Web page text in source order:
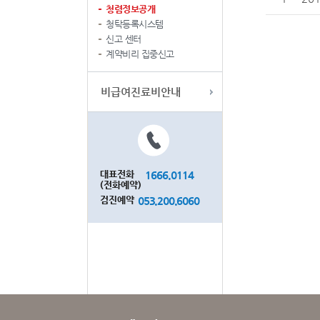
청렴정보공개
청탁등록시스템
신고 센터
계약비리 집중신고
비급여진료비안내
대표전화
(전화예약)
1666.0114
검진예약 053.200.6060